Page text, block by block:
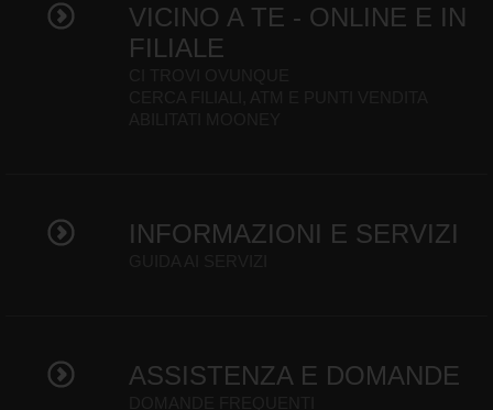
VICINO A TE - ONLINE E IN
FILIALE
INFORMAZIONI E SERVIZI
ASSISTENZA E DOMANDE